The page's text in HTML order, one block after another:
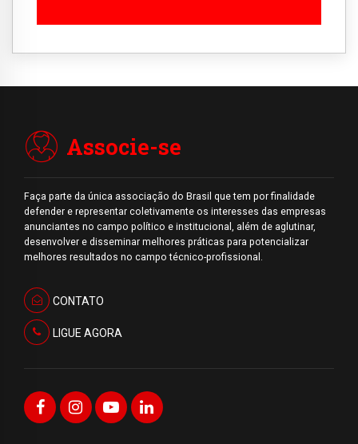
Associe-se
Faça parte da única associação do Brasil que tem por finalidade
defender e representar coletivamente os interesses das empresas
anunciantes no campo político e institucional, além de aglutinar,
desenvolver e disseminar melhores práticas para potencializar
melhores resultados no campo técnico-profissional.
CONTATO
LIGUE AGORA